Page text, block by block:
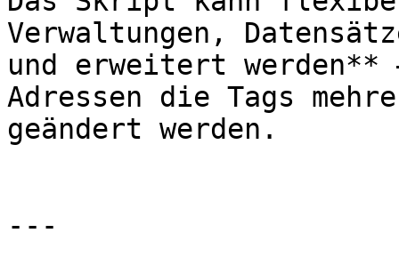
Verwaltungen,
und erweitert
Adressen die Tags
geändert werden.
---